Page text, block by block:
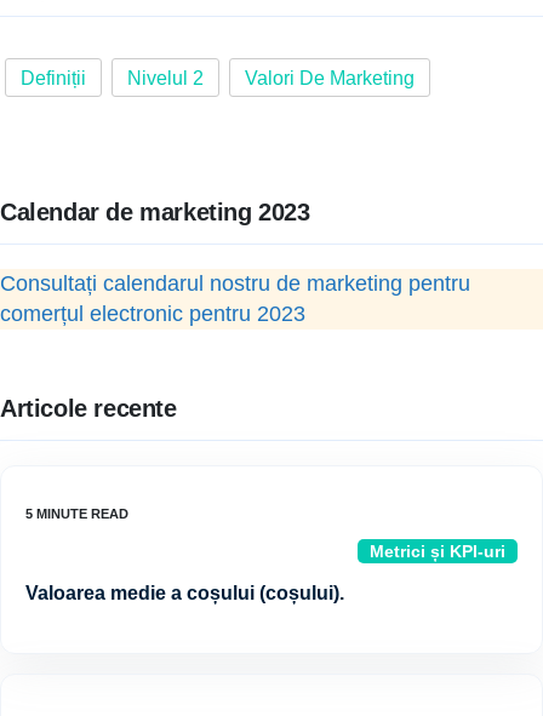
Definiții Nivelul 2 Valori De Marketing
Calendar de marketing 2023
Consultați calendarul nostru de marketing pentru
comerțul electronic pentru 2023
Articole recente
Metrici și KPI-uri
Valoarea medie a coșului (coșului).